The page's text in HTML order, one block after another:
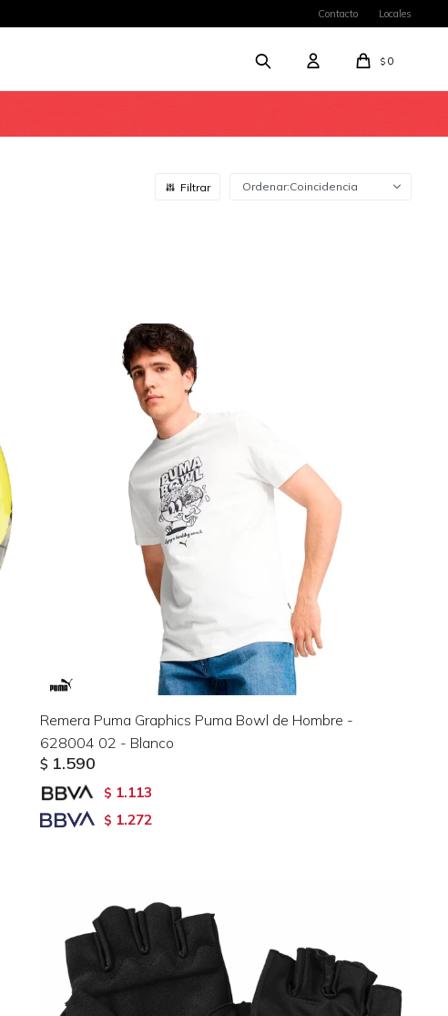
$ 0
Contacto Locales
Coincidencia
Remera Puma Graphics Puma Bowl de Hombre -
628004 02 - Blanco
$ 1.590
$ 1.113
$ 1.272